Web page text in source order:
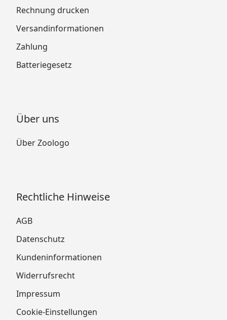
Rechnung drucken
Versandinformationen
Zahlung
Batteriegesetz
Über uns
Über Zoologo
Rechtliche Hinweise
AGB
Datenschutz
Kundeninformationen
Widerrufsrecht
Impressum
Cookie-Einstellungen